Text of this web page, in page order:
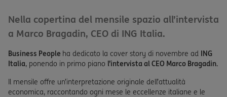
Nella copertina del mensile spazio all’intervista
a Marco Bragadin, CEO di ING Italia.
Business People ha dedicato la cover story di novembre ad ING
Italia, ponendo in primo piano l’intervista al CEO Marco Bragadin.
Il mensile offre un’interpretazione originale dell’attualità
economica, raccontando ogni mese le eccellenze italiane e le